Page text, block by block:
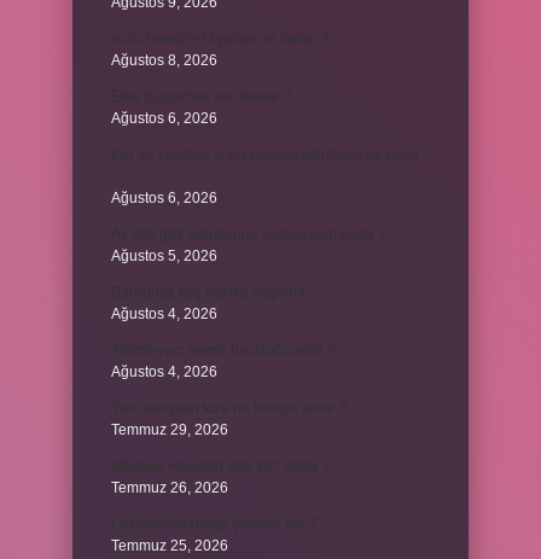
Ağustos 8, 2026
Ağustos 6, 2026
Ağustos 6, 2026
Ağustos 5, 2026
Ağustos 4, 2026
Ağustos 4, 2026
Temmuz 29, 2026
Temmuz 26, 2026
Temmuz 25, 2026